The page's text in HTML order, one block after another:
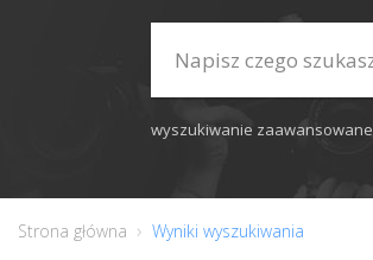
wyszukiwanie zaawansowane
Strona główna Wyniki wyszukiwania